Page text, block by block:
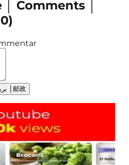
Comments │
0)
Veröffentlichen │ Post │ بريد │邮政